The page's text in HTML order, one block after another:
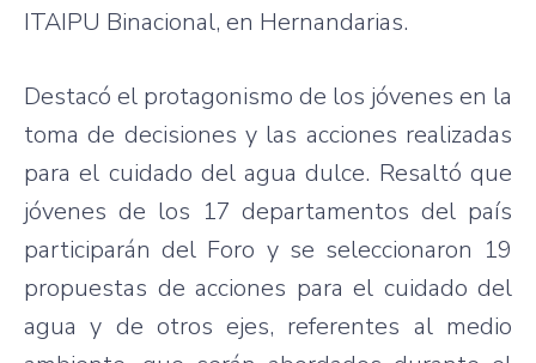
ITAIPU Binacional, en Hernandarias.
Destacó el protagonismo de los jóvenes en la
toma de decisiones y las acciones realizadas
para el cuidado del agua dulce. Resaltó que
jóvenes de los 17 departamentos del país
participarán del Foro y se seleccionaron 19
propuestas de acciones para el cuidado del
agua y de otros ejes, referentes al medio